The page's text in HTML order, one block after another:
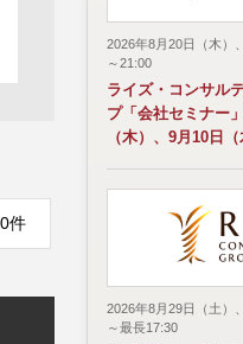
件
2026年8月20日（木）
～21:00
ライズ・コンサル
プ「会社セミナー
（木）、9月10日
2026年8月29日（土）
～最長17:30